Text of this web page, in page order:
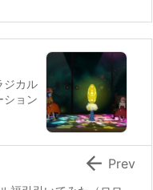
カル
ション
 Prev